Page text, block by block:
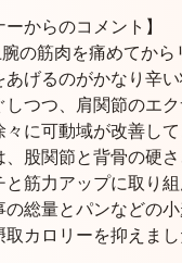
ーからのコメント】
の筋肉を痛めてか
あげるのがかなり辛
しつつ、肩関節のエ
々に可動域が改善し
、股関節と背骨の硬
と筋力アップに取り
の総量とパンなどの
カロリーを抑えまし